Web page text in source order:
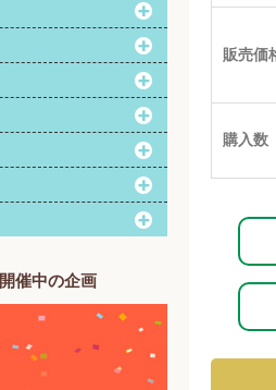
開催中の企画
販売価
購入数